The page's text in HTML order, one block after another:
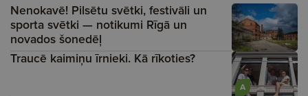
Nenokavē! Pilsētu svētki, festivāli un
sporta svētki — notikumi Rīgā un
novados šonedēļ
A
Traucē kaimiņu īrnieki. Kā rīkoties?